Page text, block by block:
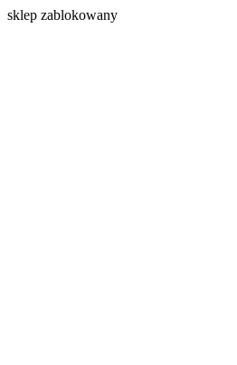
sklep zablokowany